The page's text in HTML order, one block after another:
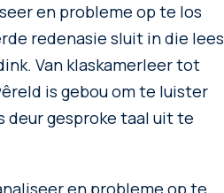
en probleme op te los
redenasie sluit in die lees
Van klaskamerleer tot
is gebou om te luister
deur gesproke taal uit te